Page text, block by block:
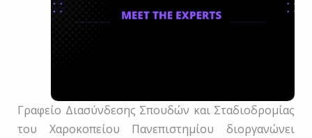
Γραφείο Διασύνδεσης Σπουδών και Σταδιοδρομίας
του Χαροκοπείου Πανεπιστημίου διοργανώνει